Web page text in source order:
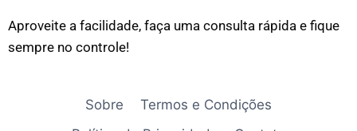
Aproveite a facilidade, faça uma consulta rápida e fique
sempre no controle!
Sobre
Termos e Condições